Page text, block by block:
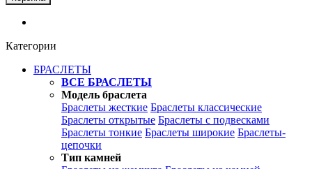
Категории
БРАСЛЕТЫ
ВСЕ БРАСЛЕТЫ
Модель браслета
Браслеты жесткие Браслеты классические
Браслеты открытые Браслеты с подвесками
Браслеты тонкие Браслеты широкие Браслеты-
цепочки
Тип камней